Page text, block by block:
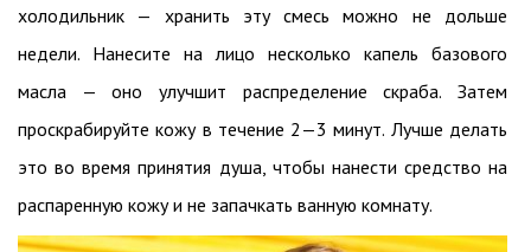
холодильник — хранить эту смесь можно не дольше
недели. Нанесите на лицо несколько капель базового
масла — оно улучшит распределение скраба. Затем
проскрабируйте кожу в течение 2—3 минут. Лучше делать
это во время принятия душа, чтобы нанести средство на
распаренную кожу и не запачкать ванную комнату.